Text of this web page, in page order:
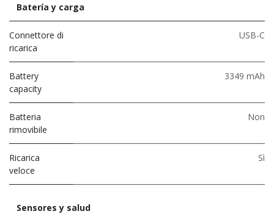
Batería y carga
Connettore di
ricarica
USB-C
Battery
capacity
3349 mAh
Batteria
rimovibile
Non
Ricarica
veloce
Sì
Sensores y salud